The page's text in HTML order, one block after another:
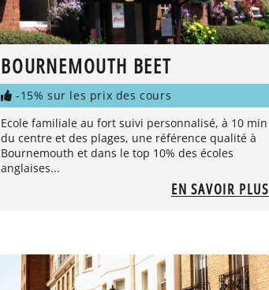
BOURNEMOUTH BEET
-15% sur les prix des cours
Ecole familiale au fort suivi personnalisé, à 10 min
du centre et des plages, une référence qualité à
Bournemouth et dans le top 10% des écoles
anglaises...
EN SAVOIR PLUS